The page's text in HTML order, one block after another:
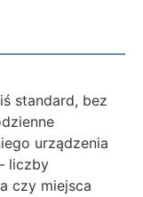
standard, bez
urządzenia
liczby
czy miejsca